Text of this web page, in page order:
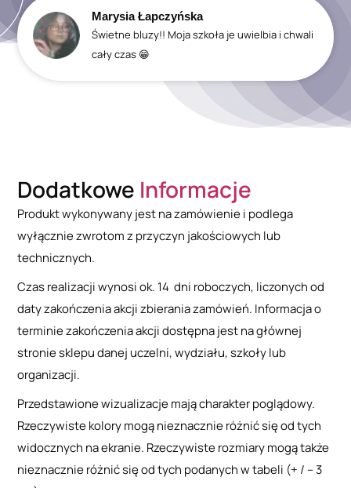
Marysia Łapczyńska
Świetne bluzy!! Moja szkoła je uwielbia i chwali
cały czas 😁
Dodatkowe Informacje
Produkt wykonywany jest na zamówienie i podlega
wyłącznie zwrotom z przyczyn jakościowych lub
technicznych.
Czas realizacji wynosi ok. 14 dni roboczych, liczonych od
daty zakończenia akcji zbierania zamówień. Informacja o
terminie zakończenia akcji dostępna jest na głównej
stronie sklepu danej uczelni, wydziału, szkoły lub
organizacji.
Przedstawione wizualizacje mają charakter poglądowy.
Rzeczywiste kolory mogą nieznacznie różnić się od tych
widocznych na ekranie. Rzeczywiste rozmiary mogą także
nieznacznie różnić się od tych podanych w tabeli (+ / – 3